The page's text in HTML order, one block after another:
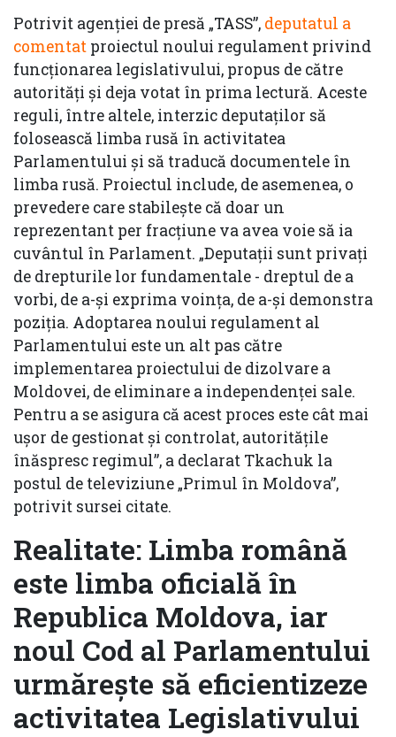
Potrivit agenției de presă „TASS”, deputatul a
comentat proiectul noului regulament privind
funcționarea legislativului, propus de către
autorități și deja votat în prima lectură. Aceste
reguli, între altele, interzic deputaților să
folosească limba rusă în activitatea
Parlamentului și să traducă documentele în
limba rusă. Proiectul include, de asemenea, o
prevedere care stabilește că doar un
reprezentant per fracțiune va avea voie să ia
cuvântul în Parlament. „Deputații sunt privați
de drepturile lor fundamentale - dreptul de a
vorbi, de a-și exprima voința, de a-și demonstra
poziția. Adoptarea noului regulament al
Parlamentului este un alt pas către
implementarea proiectului de dizolvare a
Moldovei, de eliminare a independenței sale.
Pentru a se asigura că acest proces este cât mai
ușor de gestionat și controlat, autoritățile
înăspresc regimul”, a declarat Tkachuk la
postul de televiziune „Primul în Moldova”,
potrivit sursei citate.
Realitate: Limba română
este limba oficială în
Republica Moldova, iar
noul Cod al Parlamentului
urmărește să eficientizeze
activitatea Legislativului